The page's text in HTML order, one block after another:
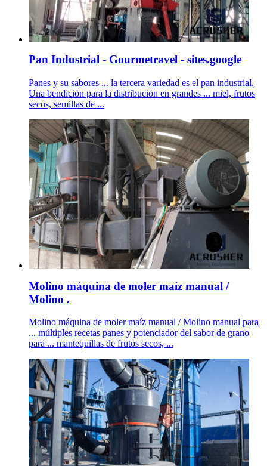
Pan Industrial - Gourmetravel - sites.google
Panes y su sabores ... la tercera variedad es el pan industrial.
Una bendición para la distribución en grandes ... miel, frutos
secos, semillas de ...
Molino máquina de moler maíz manual /
Molino .
Molino máquina de moler maíz manual / Molino manual para
... múltiples recetas panes y potenciador del sabor de grano
para ... mantequillas de frutos secos, ...